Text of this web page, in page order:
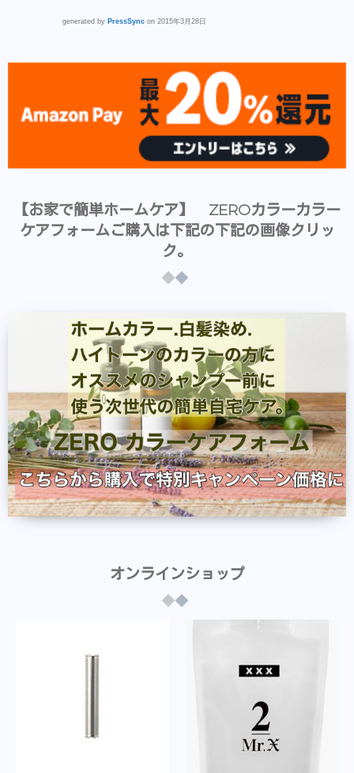
generated by PressSync on 2015年3月28日
【お家で簡単ホームケア】 ZEROカラーカラー
ケアフォームご購入は下記の下記の画像クリッ
ク。
オンラインショップ